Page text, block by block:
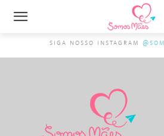
SIGA NOSSO INSTAGRAM